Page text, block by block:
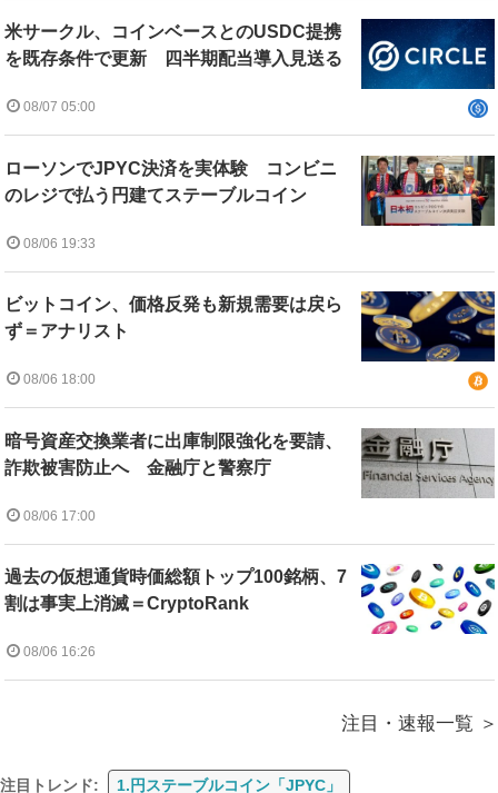
米サークル、コインベースとのUSDC提携
を既存条件で更新 四半期配当導入見送る
08/07 05:00
ローソンでJPYC決済を実体験 コンビニ
のレジで払う円建てステーブルコイン
08/06 19:33
ビットコイン、価格反発も新規需要は戻ら
ず＝アナリスト
08/06 18:00
暗号資産交換業者に出庫制限強化を要請、
詐欺被害防止へ 金融庁と警察庁
08/06 17:00
過去の仮想通貨時価総額トップ100銘柄、7
割は事実上消滅＝CryptoRank
08/06 16:26
注目・速報一覧
注目トレンド: 1.円ステーブルコイン「JPYC」